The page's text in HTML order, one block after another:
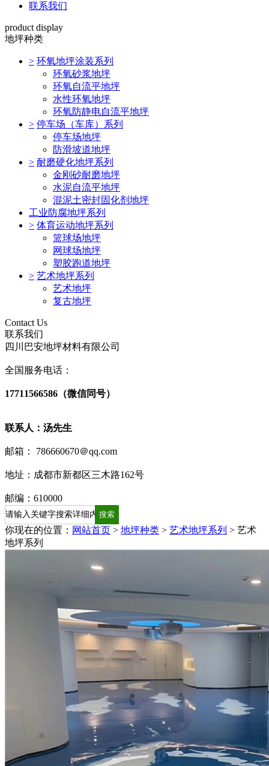
联系我们
product display
地坪种类
> 环氧地坪涂装系列
环氧砂浆地坪
环氧自流平地坪
水性环氧地坪
环氧防静电自流平地坪
> 停车场（车库）系列
停车场地坪
防滑坡道地坪
> 耐磨硬化地坪系列
金刚砂耐磨地坪
水泥自流平地坪
混泥土密封固化剂地坪
工业防腐地坪系列
> 体育运动地坪系列
篮球场地坪
网球场地坪
塑胶跑道地坪
> 艺术地坪系列
艺术地坪
复古地坪
Contact Us
联系我们
四川巴安地坪材料有限公司
全国服务电话：
17711566586（微信同号）
联系人：汤先生
邮箱： 786660670＠qq.com
地址：成都市新都区三木路162号
邮编：610000
你现在的位置： 网站首页 > 地坪种类 > 艺术地坪系列 > 艺术
地坪系列